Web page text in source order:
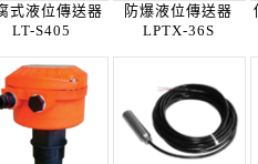
式液位傳送器
LT-S405
防爆液位傳送器
LPTX-36S